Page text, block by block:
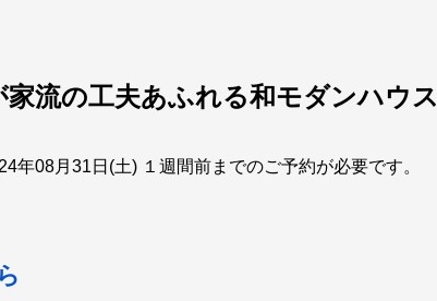
家流の工夫あふれる和モダンハウス
年08月31日(土) １週間前までのご予約が必要です。
ら